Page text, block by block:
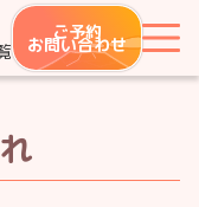
ご予約
お問い合わせ